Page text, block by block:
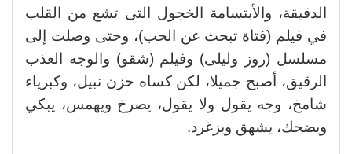
الدقيقة، والأبتسامة الخجول التى تشع من القلب
في فيلم (فتاة تبحث عن الحب)، وحتى وصلت إلى
مسلسل (روز وليلى) وفيلم (شقو) والوجه العذب
الرقيق، أصبح جميلا، لكن كساه حزن نبيل، وكبرياء
شامخ، وجه يقول ولا يقول، يصرخ ويهمس، يبكي
ويضحك، يشهق ويزغرد.